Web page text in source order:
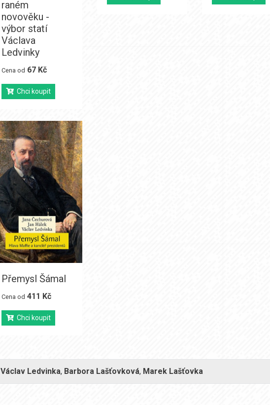
raném
novověku -
výbor statí
Václava
Ledvinky
Cena od 67 Kč
Chci koupit
Přemysl Šámal
Cena od 411 Kč
Chci koupit
Václav Ledvinka, Barbora Lašťovková, Marek Lašťovka